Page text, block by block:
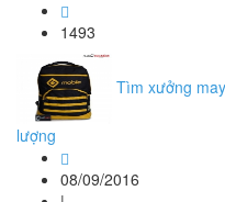
1493
Tìm xưởng
lượng
08/09/2016